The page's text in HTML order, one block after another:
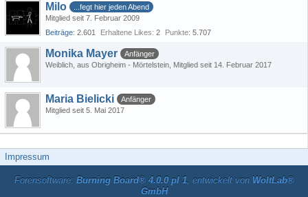
Milo
...fegt hier jeden Abend
Mitglied seit 7. Februar 2009
Beiträge 2.601 Erhaltene Likes 2 Punkte 5.707
Monika Mayer
Anfänger
Weiblich aus Obrigheim - Mörtelstein Mitglied seit 14. Februar 2017
Maria Bielicki
Anfänger
Mitglied seit 5. Mai 2017
Impressum
Forensoftware: Burning Board® 4.0.0 pl 1, entwickelt von WoltLab®
GmbH